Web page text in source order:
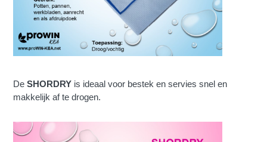
DeSHORDRY is ideaal voor bestek en servies snel en
makkelijk af te drogen.